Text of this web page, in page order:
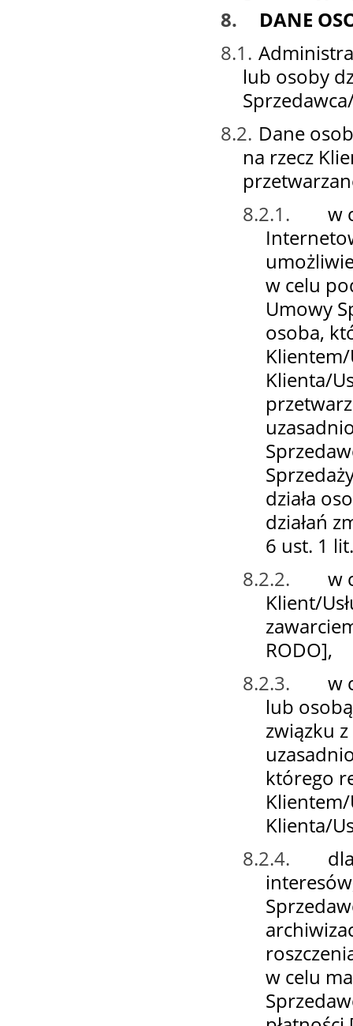
8.
DANE
8.1.
lub osoby
8.2. Dane
na rzecz
8.2.1.
w
w celu
Umowy
osoba,
Klientem/
Klienta/
działa
działań
6 ust. 1
8.2.2.
w
Klient/
RODO],
8.2.3.
w
lub
związku
którego
Klienta/
8.2.4.
w celu